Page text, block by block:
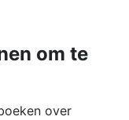
om te
over